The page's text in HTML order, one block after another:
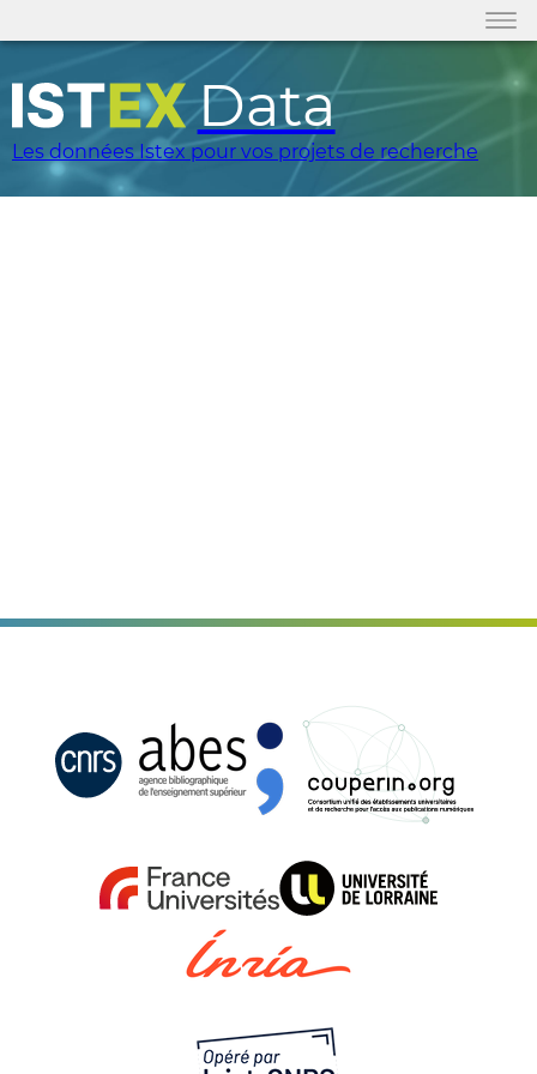
Data
Les données Istex pour vos projets de recherche